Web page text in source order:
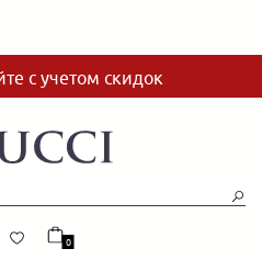
с учетом скидок
0